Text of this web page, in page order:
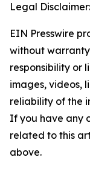
Legal Disclaimer:
EIN Presswire
without
responsibility or
images, videos,
reliability of the
If you have any
related to this
above.